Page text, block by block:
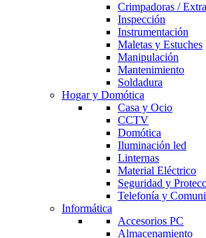
Crimpadoras /
Inspección
Instrumentación
Maletas y Estuches
Manipulación
Mantenimiento
Soldadura
Hogar y Domótica
Casa y Ocio
CCTV
Domótica
Iluminación led
Linternas
Material Eléctrico
Seguridad y
Telefonía y
Informática
Accesorios PC
Almacenamiento